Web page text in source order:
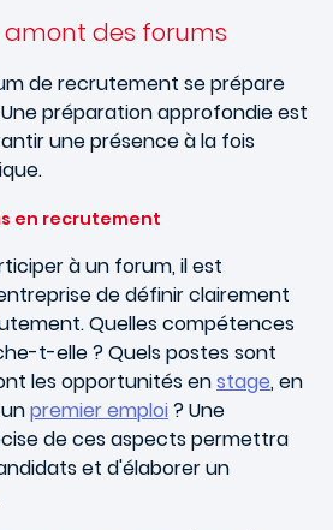
des forums
de recrutement se prépare
préparation approfondie est
une présence à la fois
en recrutement
à un forum, il est
de définir clairement
Quelles compétences
t-elle ? Quels postes sont
les opportunités enstage, en
premier emploi ? Une
de ces aspects permettra
et d'élaborer un